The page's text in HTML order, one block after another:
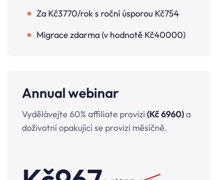
Za Kč3770/rok s roční úsporou Kč754
Migrace zdarma (v hodnotě Kč40000)
Annual webinar
Vydělávejte 60% affiliate provizi (Kč 6960)a
doživotní opakující se provizi měsíčně.